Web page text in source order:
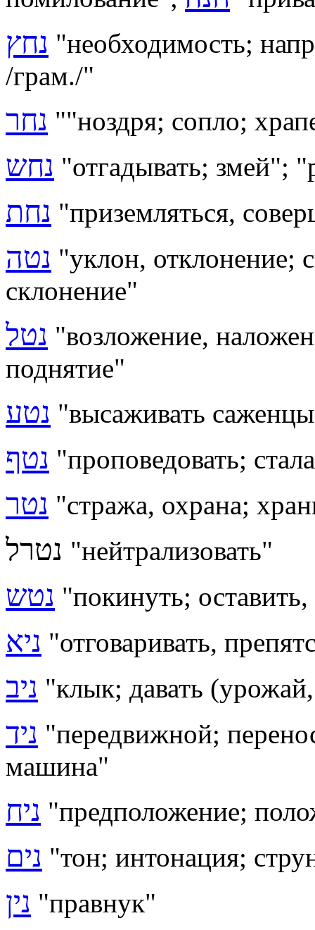
נחץ "необходимость;
/грам./"
נחר ""ноздря; сопло;
נחש "отгадывать; змей";
נחת "приземляться,
נטה "уклон, отклонение;
склонение"
נטל "возложение,
поднятие"
נטע "высаживать
נטף "проповедовать;
נטר "стража, охрана;
"нейтрализовать"
נטש "покинуть;
ניא "отговаривать,
ניב "клык; давать
ניד "передвижной;
машина"
ניח "предположение;
נים "тон; интонация;
נין "правнук"